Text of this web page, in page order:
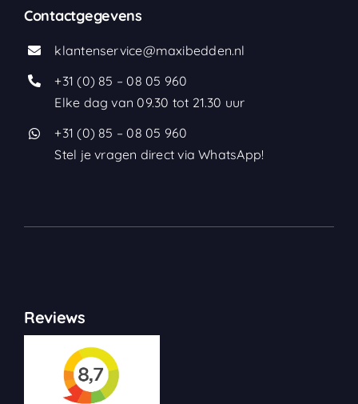
Contactgegevens
klantenservice@maxibedden.nl
+31 (0) 85 – 08 05 960
Elke dag van 09.30 tot 21.30 uur
+31 (0) 85 – 08 05 960
Stel je vragen direct via WhatsApp!
Reviews